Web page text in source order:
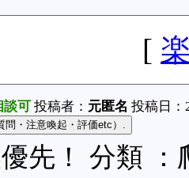
[
談可投稿者： 元匿名 投稿日：
先！ 分類 ：